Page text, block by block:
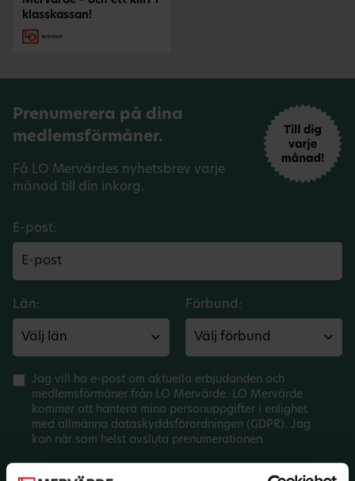
klasskassan!
Prenumerera på dina
medlemsförmåner.
Få LO Mervärdes nyhetsbrev varje
månad till din inkorg.
E-post:
Län: Förbund:
Jag vill ha e-post om aktuella erbjudanden och
medlemsförmåner från LO Mervärde. LO Mervärde
kommer att hantera mina personuppgifter i enlighet
med allmänna dataskyddsförordningen (GDPR). Jag
kan när som helst avsluta prenumerationen.